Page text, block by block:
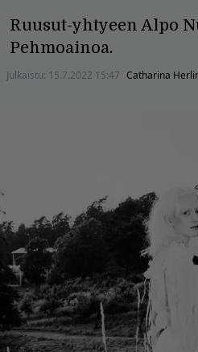
Ruusut-yhtyeen Alpo
Pehmoainoa.
Julkaistu: 15.7.2022 15:47 Catharina